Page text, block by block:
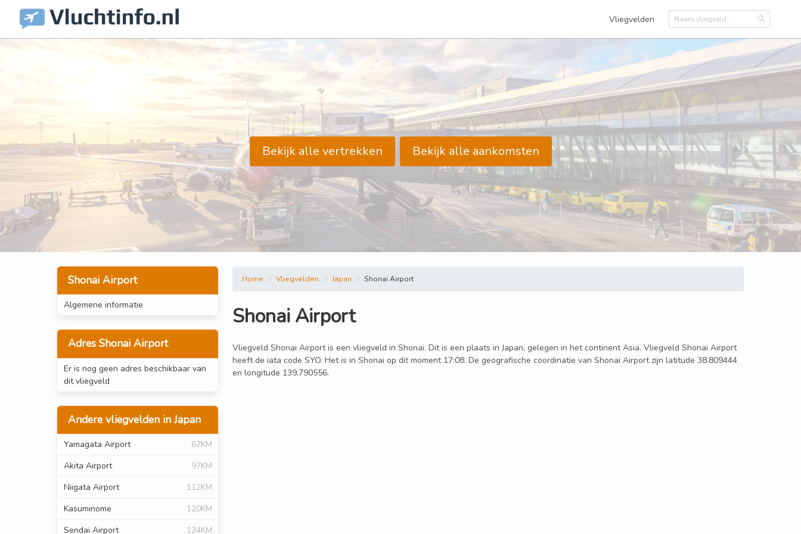
Vliegvelden
Bekijk alle vertrekken Bekijk alle aankomsten
Shonai Airport
Algemene informatie
Adres Shonai Airport
Er is nog geen adres beschikbaar van
dit vliegveld
Andere vliegvelden in Japan
Yamagata Airport
67KM
Akita Airport
97KM
Niigata Airport
112KM
Kasuminome
120KM
Sendai Airport
124KM
Home Vliegvelden Japan Shonai Airport
Shonai Airport
Vliegveld Shonai Airport is een vliegveld in Shonai. Dit is een plaats in Japan, gelegen in het continent Asia. Vliegveld Shonai Airport
heeft de iata code SYO. Het is in Shonai op dit moment 17:08. De geografische coordinatie van Shonai Airport zijn latitude 38.809444
en longitude 139.790556.